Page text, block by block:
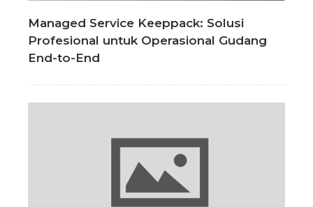
Managed Service Keeppack: Solusi
Profesional untuk Operasional Gudang
End-to-End